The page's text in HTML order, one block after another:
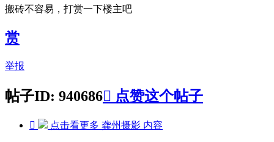
搬砖不容易，打赏一下楼主吧
赏
举报
帖子ID: 940686 点赞这个帖子
 点击看更多 龚州摄影 内容